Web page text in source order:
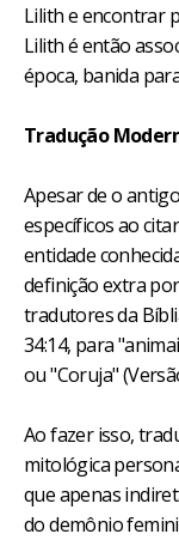
Lilith e encontrar
Lilith é então
época, banida
Tradução
Apesar de o
específicos ao
entidade
definição extra
tradutores da
34:14, para
ou "Coruja"
Ao fazer isso,
mitológica
que apenas
do demônio